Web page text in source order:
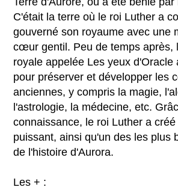
C'était la terre où le roi Luther a
gouverné son royaume avec une
cœur gentil. Peu de temps après,
royale appelée Les yeux d'Oracle
pour préserver et développer les
anciennes, y compris la magie,
l'astrologie, la médecine, etc.
connaissance, le roi Luther a
puissant, ainsi qu'un des les plus
de l'histoire d'Aurora.
Les + :